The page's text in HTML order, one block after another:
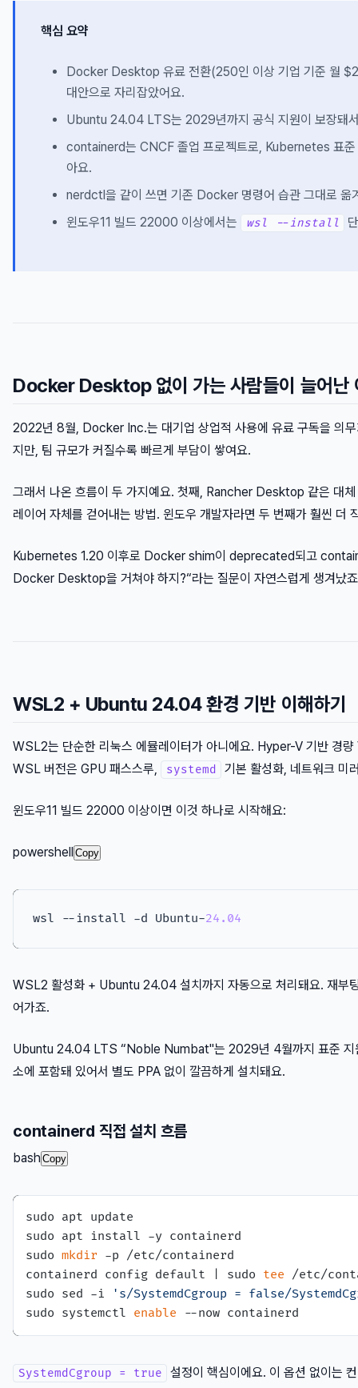
핵심 요약
Docker Desktop 유료 전환(250인 이상 기업 기준 월
대안으로 자리잡았어요.
Ubuntu 24.04 LTS는 2029년까지 공식 지원이 보장돼
containerd는 CNCF 졸업 프로젝트로, Kubernetes 표
아요.
nerdctl을 같이 쓰면 기존 Docker 명령어 습관 그대로 옮
윈도우11 빌드 22000 이상에서는
wsl --install
Docker Desktop 없이 가는 사람들이 늘어난
2022년 8월, Docker Inc.는 대기업 상업적 사용에 유료 구독을 의
지만, 팀 규모가 커질수록 빠르게 부담이 쌓여요.
그래서 나온 흐름이 두 가지예요. 첫째, Rancher Desktop 같은 대
레이어 자체를 걷어내는 방법. 윈도우 개발자라면 두 번째가 훨씬 더
Kubernetes 1.20 이후로 Docker shim이 deprecated되고
Docker Desktop을 거쳐야 하지?“라는 질문이 자연스럽게 생겨났
WSL2 + Ubuntu 24.04 환경 기반 이해하기
WSL2는 단순한 리눅스 에뮬레이터가 아니에요. Hyper-V 기반 경
WSL 버전은 GPU 패스스루,
systemd 기본 활성화, 네트워크 미
윈도우11 빌드 22000 이상이면 이것 하나로 시작해요:
powershell Copy
wsl --install -d Ubuntu-24.04
WSL2 활성화 + Ubuntu 24.04 설치까지 자동으로 처리돼요. 재부
어가죠.
Ubuntu 24.04 LTS “Noble Numbat"는 2029년 4월까지 표준 지
소에 포함돼 있어서 별도 PPA 없이 깔끔하게 설치돼요.
containerd 직접 설치 흐름
bash Copy
sudo apt update
sudo apt install -y containerd
sudo mkdir -p /etc/containerd
containerd config default | sudo tee /etc/
sudo sed -i
's/SystemdCgroup = false/
sudo systemctl enable
SystemdCgroup = true
설정이 핵심이에요. 이 옵션 없이는